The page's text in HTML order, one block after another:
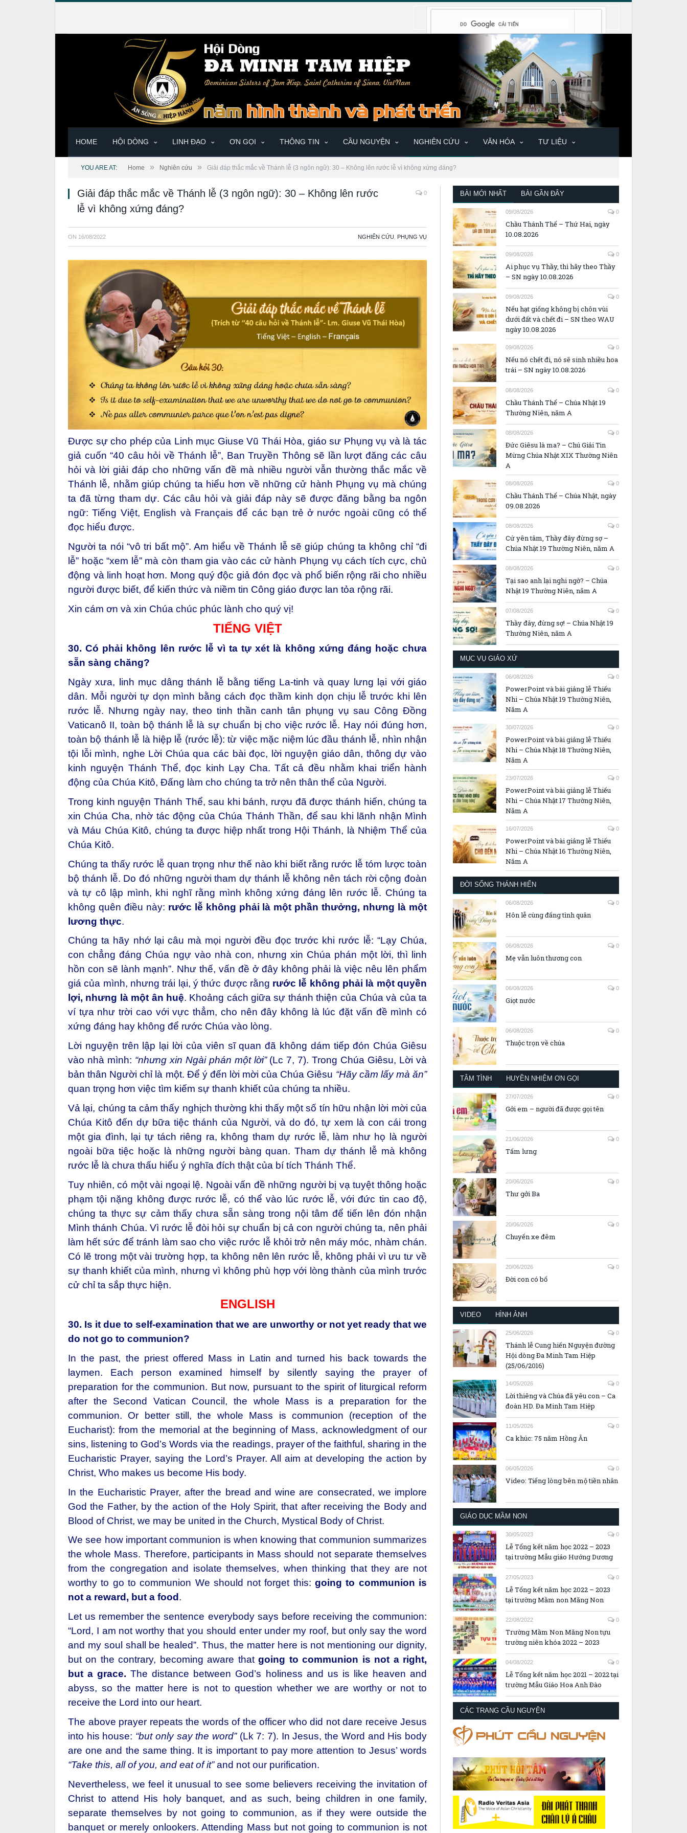
HOME HỘI DÒNG LINH ĐẠO ƠN GỌI THÔNG TIN CẦU NGUYỆN NGHIÊN CỨU VĂN HÓA TƯ LIỆU
YOU ARE AT: Home » Nghiên cứu » Giải đáp thắc mắc về Thánh lễ (3 ngôn ngữ): 30 – Không lên rước lễ vì không xứng đáng?
Giải đáp thắc mắc về Thánh lễ (3 ngôn ngữ): 30 – Không lên rước
lễ vì không xứng đáng?
0
ON 16/08/2022 NGHIÊN CỨU PHỤNG VỤ
Được sự cho phép của Linh mục Giuse Vũ Thái Hòa, giáo sư Phụng vụ và là tác
giả cuốn “40 câu hỏi về Thánh lễ”, Ban Truyền Thông sẽ lần lượt đăng các câu
hỏi và lời giải đáp cho những vấn đề mà nhiều người vẫn thường thắc mắc về
Thánh lễ, nhằm giúp chúng ta hiểu hơn về những cử hành Phụng vụ mà chúng
ta đã từng tham dự. Các câu hỏi và giải đáp này sẽ được đăng bằng ba ngôn
ngữ: Tiếng Việt, English và Français để các bạn trẻ ở nước ngoài cũng có thể
đọc hiểu được.
Người ta nói “vô tri bất mộ”. Am hiểu về Thánh lễ sẽ giúp chúng ta không chỉ “đi
lễ” hoặc “xem lễ” mà còn tham gia vào các cử hành Phụng vụ cách tích cực, chủ
động và linh hoạt hơn. Mong quý độc giả đón đọc và phổ biến rộng rãi cho nhiều
người được biết, để kiến thức và niềm tin Công giáo được lan tỏa rộng rãi.
Xin cám ơn và xin Chúa chúc phúc lành cho quý vị!
TIẾNG VIỆT
30. Có phải không lên rước lễ vì ta tự xét là không xứng đáng hoặc chưa
sẵn sàng chăng?
Ngày xưa, linh mục dâng thánh lễ bằng tiếng La-tinh và quay lưng lại với giáo
dân. Mỗi người tự dọn mình bằng cách đọc thầm kinh dọn chịu lễ trước khi lên
rước lễ. Nhưng ngày nay, theo tinh thần canh tân phụng vụ sau Công Đồng
Vaticanô II, toàn bộ thánh lễ là sự chuẩn bị cho việc rước lễ. Hay nói đúng hơn,
toàn bộ thánh lễ là hiệp lễ (rước lễ): từ việc mặc niệm lúc đầu thánh lễ, nhìn nhận
tội lỗi mình, nghe Lời Chúa qua các bài đọc, lời nguyện giáo dân, thông dự vào
kinh nguyện Thánh Thể, đọc kinh Lạy Cha. Tất cả đều nhằm khai triển hành
động của Chúa Kitô, Đấng làm cho chúng ta trở nên thân thể của Người.
Trong kinh nguyện Thánh Thể, sau khi bánh, rượu đã được thánh hiến, chúng ta
xin Chúa Cha, nhờ tác động của Chúa Thánh Thần, để sau khi lãnh nhận Mình
và Máu Chúa Kitô, chúng ta được hiệp nhất trong Hội Thánh, là Nhiệm Thể của
Chúa Kitô.
Chúng ta thấy rước lễ quan trọng như thế nào khi biết rằng rước lễ tóm lược toàn
bộ thánh lễ. Do đó những người tham dự thánh lễ không nên tách rời cộng đoàn
và tự cô lập mình, khi nghĩ rằng mình không xứng đáng lên rước lễ. Chúng ta
không quên điều này: rước lễ không phải là một phần thưởng, nhưng là một
lương thực.
Chúng ta hãy nhớ lại câu mà mọi người đều đọc trước khi rước lễ: “Lạy Chúa,
con chẳng đáng Chúa ngự vào nhà con, nhưng xin Chúa phán một lời, thì linh
hồn con sẽ lành mạnh”. Như thế, vấn đề ở đây không phải là việc nêu lên phẩm
giá của mình, nhưng trái lại, ý thức được rằng rước lễ không phải là một quyền
lợi, nhưng là một ân huệ. Khoảng cách giữa sự thánh thiện của Chúa và của ta
ví tựa như trời cao với vực thẳm, cho nên đây không là lúc đặt vấn đề mình có
xứng đáng hay không để rước Chúa vào lòng.
Lời nguyện trên lập lại lời của viên sĩ quan đã không dám tiếp đón Chúa Giêsu
vào nhà mình: “nhưng xin Ngài phán một lời”(Lc 7, 7). Trong Chúa Giêsu, Lời và
bản thân Người chỉ là một. Để ý đến lời mời của Chúa Giêsu “Hãy cầm lấy mà ăn”
quan trọng hơn việc tìm kiếm sự thanh khiết của chúng ta nhiều.
Vả lại, chúng ta cảm thấy nghịch thường khi thấy một số tín hữu nhận lời mời của
Chúa Kitô đến dự bữa tiệc thánh của Người, và do đó, tự xem là con cái trong
một gia đình, lại tự tách riêng ra, không tham dự rước lễ, làm như họ là người
ngoài bữa tiệc hoặc là những người bàng quan. Tham dự thánh lễ mà không
rước lễ là chưa thấu hiểu ý nghĩa đích thật của bí tích Thánh Thể.
Tuy nhiên, có một vài ngoại lệ. Ngoài vấn đề những người bị vạ tuyệt thông hoặc
phạm tội nặng không được rước lễ, có thể vào lúc rước lễ, với đức tin cao độ,
chúng ta thực sự cảm thấy chưa sẵn sàng trong nội tâm để tiến lên đón nhận
Mình thánh Chúa. Vì rước lễ đòi hỏi sự chuẩn bị cả con người chúng ta, nên phải
làm hết sức để tránh làm sao cho việc rước lễ khỏi trở nên máy móc, nhàm chán.
Có lẽ trong một vài trường hợp, ta không nên lên rước lễ, không phải vì ưu tư về
sự thanh khiết của mình, nhưng vì không phù hợp với lòng thành của mình trước
cử chỉ ta sắp thực hiện.
ENGLISH
30. Is it due to self-examination that we are unworthy or not yet ready that we
do not go to communion?
In the past, the priest offered Mass in Latin and turned his back towards the
laymen. Each person examined himself by silently saying the prayer of
preparation for the communion. But now, pursuant to the spirit of liturgical reform
after the Second Vatican Council, the whole Mass is a preparation for the
communion. Or better still, the whole Mass is communion (reception of the
Eucharist): from the memorial at the beginning of Mass, acknowledgment of our
sins, listening to God’s Words via the readings, prayer of the faithful, sharing in the
Eucharistic Prayer, saying the Lord’s Prayer. All aim at developing the action by
Christ, Who makes us become His body.
In the Eucharistic Prayer, after the bread and wine are consecrated, we implore
God the Father, by the action of the Holy Spirit, that after receiving the Body and
Blood of Christ, we may be united in the Church, Mystical Body of Christ.
We see how important communion is when knowing that communion summarizes
the whole Mass. Therefore, participants in Mass should not separate themselves
from the congregation and isolate themselves, when thinking that they are not
worthy to go to communion We should not forget this:going to communion is
not a reward, but a food .
Let us remember the sentence everybody says before receiving the communion:
“Lord, I am not worthy that you should enter under my roof, but only say the word
and my soul shall be healed”. Thus, the matter here is not mentioning our dignity,
but on the contrary, becoming aware thatgoing to communion is not a right,
but a grace. The distance between God’s holiness and us is like heaven and
abyss, so the matter here is not to question whether we are worthy or not to
receive the Lord into our heart.
The above prayer repeats the words of the officer who did not dare receive Jesus
into his house: “but only say the word”(Lk 7: 7). In Jesus, the Word and His body
are one and the same thing. It is important to pay more attention to Jesus’ words
“Take this, all of you, and eat of it”and not our purification.
Nevertheless, we feel it unusual to see some believers receiving the invitation of
Christ to attend His holy banquet, and as such, being children in one family,
separate themselves by not going to communion, as if they were outside the
banquet or merely onlookers. Attending Mass but not going to communion is not
BÀI MỚI NHẤT BÀI GẦN ĐÂY
09/08/2026 0
Chầu Thánh Thể – Thứ Hai, ngày
10.08.2026
09/08/2026 0
Ai phục vụ Thầy, thì hãy theo Thầy
– SN ngày 10.08.2026
09/08/2026 0
Nếu hạt giống không bị chôn vùi
dưới đất và chết đi – SN theo WAU
ngày 10.08.2026
09/08/2026 0
Nếu nó chết đi, nó sẽ sinh nhiều hoa
trái – SN ngày 10.08.2026
08/08/2026 0
Chầu Thánh Thể – Chúa Nhật 19
Thường Niên, năm A
08/08/2026 0
Đức Giêsu là ma? – Chú Giải Tin
Mừng Chúa Nhật XIX Thường Niên
A
08/08/2026 0
Chầu Thánh Thể – Chúa Nhật, ngày
09.08.2026
08/08/2026 0
Cứ yên tâm, Thầy đây đừng sợ –
Chúa Nhật 19 Thường Niên, năm A
08/08/2026 0
Tại sao anh lại nghi ngờ? – Chúa
Nhật 19 Thường Niên, năm A
07/08/2026 0
Thầy đây, đừng sợ! – Chúa Nhật 19
Thường Niên, năm A
MỤC VỤ GIÁO XỨ
06/08/2026 0
PowerPoint và bài giảng lễ Thiếu
Nhi – Chúa Nhật 19 Thường Niên,
Năm A
30/07/2026 0
PowerPoint và bài giảng lễ Thiếu
Nhi – Chúa Nhật 18 Thường Niên,
Năm A
23/07/2026 0
PowerPoint và bài giảng lễ Thiếu
Nhi – Chúa Nhật 17 Thường Niên,
Năm A
16/07/2026 0
PowerPoint và bài giảng lễ Thiếu
Nhi – Chúa Nhật 16 Thường Niên,
Năm A
ĐỜI SỐNG THÁNH HIẾN
06/08/2026 0
Hôn lễ cùng đấng tình quân
06/08/2026 0
Mẹ vẫn luôn thương con
06/08/2026 0
Giọt nước
06/08/2026 0
Thuộc trọn về chúa
TÂM TÌNH HUYỀN NHIỆM ƠN GỌI
27/07/2026 0
Gởi em – người đã được gọi tên
21/06/2026 0
Tấm lưng
20/06/2026 0
Thư gởi Ba
20/06/2026 0
Chuyến xe đêm
20/06/2026 0
Đời con có bố
VIDEO HÌNH ẢNH
25/06/2026 0
Thánh lễ Cung hiến Nguyện đường
Hội dòng Đa Minh Tam Hiệp
(25/06/2016)
14/05/2026 0
Lời thiêng và Chúa đã yêu con – Ca
đoàn HD. Đa Minh Tam Hiệp
11/05/2026 0
Ca khúc: 75 năm Hồng Ân
06/05/2026 0
Video: Tiếng lòng bên mộ tiền nhân
GIÁO DỤC MẦM NON
30/05/2023 0
Lễ Tổng kết năm học 2022 – 2023
tại trường Mẫu giáo Hướng Dương
27/05/2023 0
Lễ Tổng kết năm học 2022 – 2023
tại trường Mầm non Măng Non
22/08/2022 0
Trường Mầm Non Măng Non tựu
trường niên khóa 2022 – 2023
04/08/2022 0
Lễ Tổng kết năm học 2021 – 2022 tại
trường Mẫu Giáo Hoa Anh Đào
CÁC TRANG CẦU NGUYỆN